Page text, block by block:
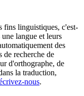
fins linguistiques, c'est-
langue et leurs
des
de recherche de
d'orthographe, de
la traduction,
nous.